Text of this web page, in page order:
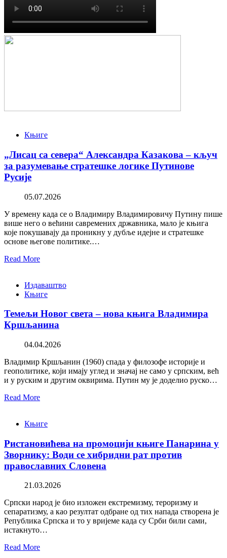
Књиге
„Лисац са севера“ Александра Казакова – кључ
за разумевање стратешке логике Путинове
Русије
05.07.2026
У времену када се о Владимиру Владимировичу Путину пише
више него о већини савремених државника, мало је књига
које покушавају да проникну у дубље идејне и стратешке
основе његове политике.…
Read More
Издаваштво
Књиге
Темељи Новог света – нова књига Владимира
Кршљанина
04.04.2026
Владимир Кршљанин (1960) спада у филозофе историје и
геополитике, који имају углед и значај не само у српским, већ
и у руским и другим оквирима. Путин му је доделио руско…
Read More
Књиге
Ристановићева на промоцији књиге Панарина у
Зворнику: Води се хибридни рат против
православних Словена
21.03.2026
Српски народ је био изложен екстремизму, тероризму и
сепаратизму, а као резултат одбране од тих напада створена је
Република Српска и то у вријеме када су Срби били сами,
истакнуто…
Read More